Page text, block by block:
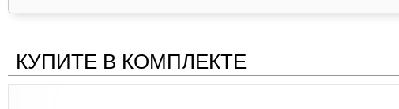
КУПИТЕ В КОМПЛЕКТЕ